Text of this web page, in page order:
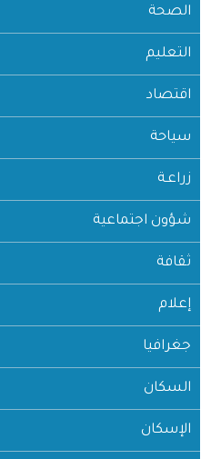
الصحة
التعليم
اقتصاد
سياحة
زراعـة
شؤون اجتماعية
ثقافة
إعلام
جغرافيا
السكان
الإسكان